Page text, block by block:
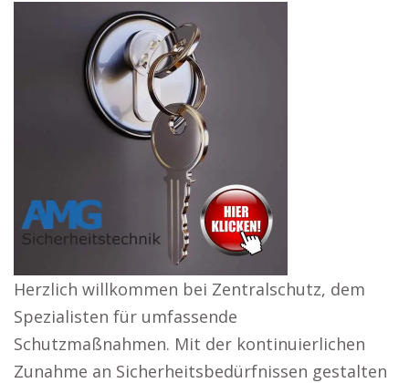
Herzlich willkommen bei Zentralschutz, dem
Spezialisten für umfassende
Schutzmaßnahmen. Mit der kontinuierlichen
Zunahme an Sicherheitsbedürfnissen gestalten